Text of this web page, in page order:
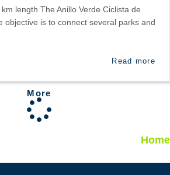
length The Anillo Verde Ciclista de
objective is to connect several parks and
Read more
More
Home